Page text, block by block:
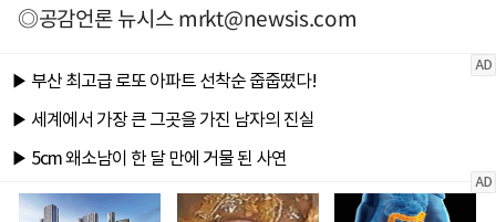
◎공감언론 뉴시스mrkt@newsis.com